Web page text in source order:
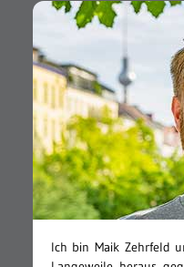
Ich bin Maik Zehrfeld